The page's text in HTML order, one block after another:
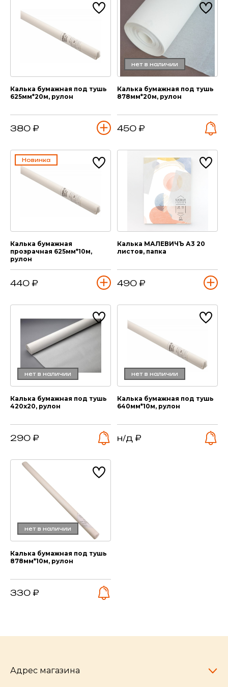
Калька бумажная под тушь
625мм*20м, рулон
380 ₽
нет в наличии
Калька бумажная под тушь
878мм*20м, рулон
450 ₽
Новинка
Калька бумажная
прозрачная 625мм*10м,
рулон
440 ₽
Калька МАЛЕВИЧЪ А3 20
листов, папка
490 ₽
нет в наличии
Калька бумажная под тушь
420х20, рулон
290 ₽
нет в наличии
Калька бумажная под тушь
640мм*10м, рулон
н/д ₽
нет в наличии
Калька бумажная под тушь
878мм*10м, рулон
330 ₽
Адрес магазина